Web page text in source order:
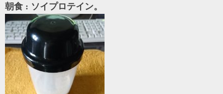
朝食 : ソイプロテイン。